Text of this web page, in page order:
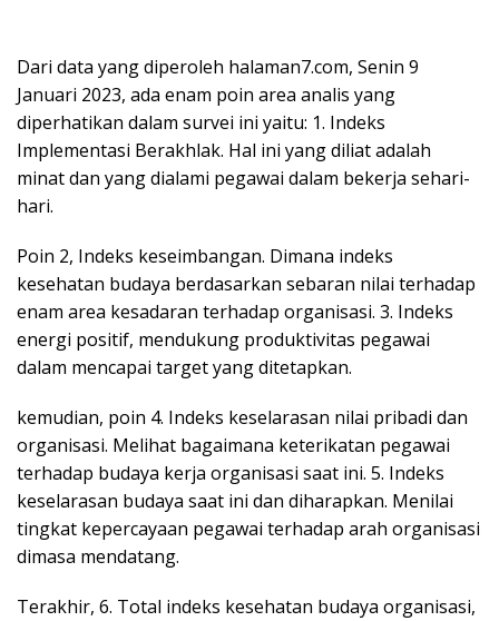
Dari data yang diperoleh halaman7.com, Senin 9
Januari 2023, ada enam poin area analis yang
diperhatikan dalam survei ini yaitu: 1. Indeks
Implementasi Berakhlak. Hal ini yang diliat adalah
minat dan yang dialami pegawai dalam bekerja sehari-
hari.
Poin 2, Indeks keseimbangan. Dimana indeks
kesehatan budaya berdasarkan sebaran nilai terhadap
enam area kesadaran terhadap organisasi. 3. Indeks
energi positif, mendukung produktivitas pegawai
dalam mencapai target yang ditetapkan.
kemudian, poin 4. Indeks keselarasan nilai pribadi dan
organisasi. Melihat bagaimana keterikatan pegawai
terhadap budaya kerja organisasi saat ini. 5. Indeks
keselarasan budaya saat ini dan diharapkan. Menilai
tingkat kepercayaan pegawai terhadap arah organisasi
dimasa mendatang.
Terakhir, 6. Total indeks kesehatan budaya organisasi,